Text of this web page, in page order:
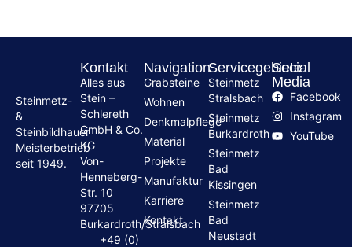
Steinmetz-
&
Steinbildhauer
Meisterbetrieb
seit 1949.
Kontakt
Alles aus
Stein –
Schlereth
GmbH & Co.
KG
Von-
Henneberg-
Str. 10
97705
Burkardroth/Stralsbach
+49 (0)
Navigation
Grabsteine
Wohnen
Denkmalpflege
Material
Projekte
Manufaktur
Karriere
Kontakt
Servicegebiete
Steinmetz
Stralsbach
Steinmetz
Burkardroth
Steinmetz
Bad
Kissingen
Steinmetz
Bad
Neustadt
Social
Media
Facebook
Instagram
YouTube